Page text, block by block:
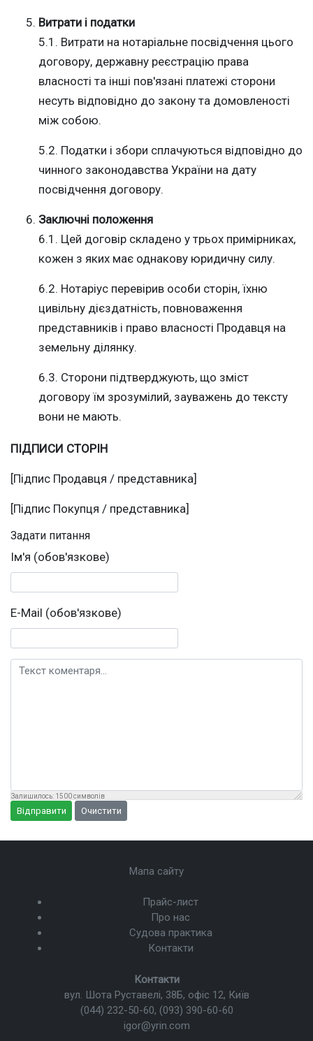
Витрати і податки
5.1. Витрати на нотаріальне посвідчення цього
договору, державну реєстрацію права
власності та інші пов'язані платежі сторони
несуть відповідно до закону та домовленості
між собою.
5.2. Податки і збори сплачуються відповідно до
чинного законодавства України на дату
посвідчення договору.
Заключні положення
6.1. Цей договір складено у трьох примірниках,
кожен з яких має однакову юридичну силу.
6.2. Нотаріус перевірив особи сторін, їхню
цивільну дієздатність, повноваження
представників і право власності Продавця на
земельну ділянку.
6.3. Сторони підтверджують, що зміст
договору їм зрозумілий, зауважень до тексту
вони не мають.
ПІДПИСИ СТОРІН
[Підпис Продавця / представника]
[Підпис Покупця / представника]
Задати питання
Ім'я (обов'язкове)
E-Mail (обов'язкове)
Текст коментаря
Залишилось: 1500символів
Відправити Очистити
Контакти
вул. Шота Руставелі, 38Б, офіс 12, Київ
(044) 232-50-60, (093) 390-60-60
igor@yrin.com
Прайс-лист
Про нас
Судова практика
Контакти
Мапа сайту